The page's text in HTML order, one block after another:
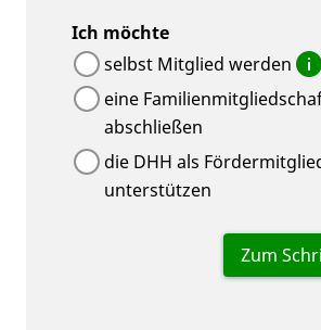
Ich möchte
selbst Mitglied werden
eine
abschließen
die DHH als
unterstützen
Zum